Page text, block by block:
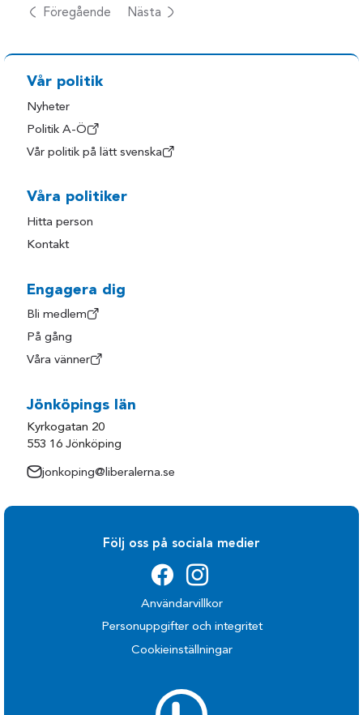
Föregående Nästa
Vår politik
Nyheter
Politik A-Ö
Vår politik på lätt svenska
Våra politiker
Hitta person
Kontakt
Engagera dig
Bli medlem
På gång
Våra vänner
Jönköpings län
Kyrkogatan 20
553 16 Jönköping
jonkoping@liberalerna.se
Följ oss på sociala medier
Användarvillkor
Personuppgifter och integritet
Cookieinställningar